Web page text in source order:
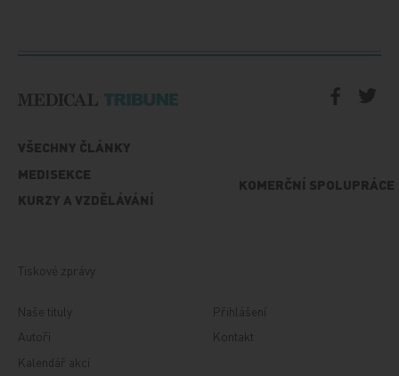
VŠECHNY ČLÁNKY
MEDISEKCE
KURZY A VZDĚLÁVÁNÍ
KOMERČNÍ SPOLUPRÁCE
Tiskové zprávy
Naše tituly
Autoři
Kalendář akcí
Přihlášení
Kontakt